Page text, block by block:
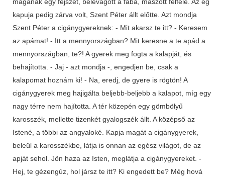
kapuja pedig zárva volt, Szent Péter állt előtte. Azt mondja
Szent Péter a cigánygyereknek: - Mit akarsz te itt? - Keresem
az apámat! - Itt a mennyországban? Mit keresne a te apád a
mennyországban, te?! A gyerek meg fogta a kalapját, és
behajította. - Jaj - azt mondja -, engedjen be, csak a
kalapomat hoznám ki! - Na, eredj, de gyere is rögtön! A
cigánygyerek meg hajigálta beljebb-beljebb a kalapot, míg egy
nagy térre nem hajította. A tér közepén egy gömbölyű
karosszék, mellette tizenkét gyalogszék állt. A középső az
Istené, a többi az angyaloké. Kapja magát a cigánygyerek,
beleül a karosszékbe, látja is onnan az egész világot, de az
apját sehol. Jön haza az Isten, meglátja a cigánygyereket. -
Hej, te gézengúz, hol jársz te itt? Ki engedett be? Még hová